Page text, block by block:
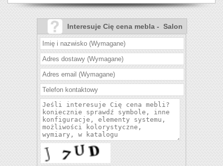
Interesuje Cię cena mebla - Salon
Stonno?